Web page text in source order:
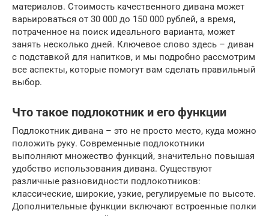
материалов. Стоимость качественного дивана может
варьироваться от 30 000 до 150 000 рублей, а время,
потраченное на поиск идеального варианта, может
занять несколько дней. Ключевое слово здесь – диван
с подставкой для напитков, и мы подробно рассмотрим
все аспекты, которые помогут вам сделать правильный
выбор.
Что такое подлокотник и его функции
Подлокотник дивана – это не просто место, куда можно
положить руку. Современные подлокотники
выполняют множество функций, значительно повышая
удобство использования дивана. Существуют
различные разновидности подлокотников:
классические, широкие, узкие, регулируемые по высоте.
Дополнительные функции включают встроенные полки